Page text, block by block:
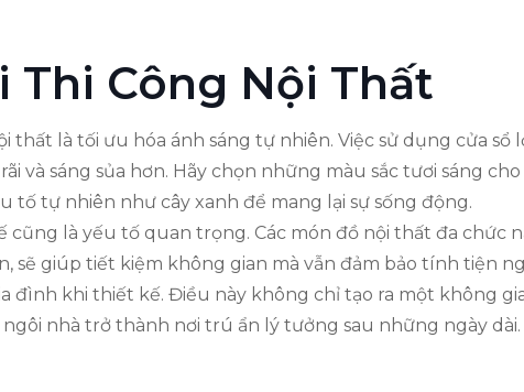
Thi Công Nội Thất
là tối ưu hóa ánh sáng tự nhiên. Việc sử dụng cửa sổ
và sáng sủa hơn. Hãy chọn những màu sắc tươi sáng
tố tự nhiên như cây xanh để mang lại sự sống động.
cũng là yếu tố quan trọng. Các món đồ nội thất đa chức
sẽ giúp tiết kiệm không gian mà vẫn đảm bảo tính tiện
đình khi thiết kế. Điều này không chỉ tạo ra một không
nhà trở thành nơi trú ẩn lý tưởng sau những ngày dài.